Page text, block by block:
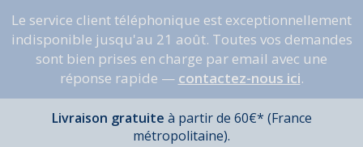
Le service client téléphonique est exceptionnellement
indisponible jusqu'au 21 août. Toutes vos demandes
sont bien prises en charge par email avec une
réponse rapide — contactez-nous ici.
Livraison gratuite à partir de 60€* (France
métropolitaine).